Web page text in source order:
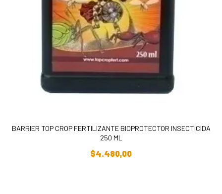
BARRIER TOP CROP FERTILIZANTE BIOPROTECTOR INSECTICIDA
250 ML
$4.480,00